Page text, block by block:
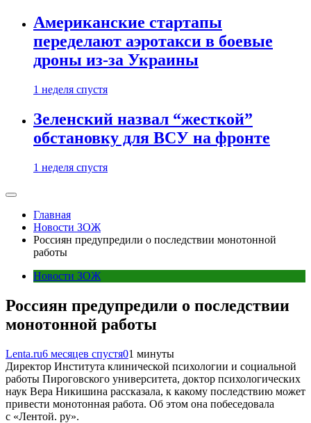
Американские стартапы
переделают аэротакси в боевые
дроны из-за Украины
1 неделя спустя
Зеленский назвал “жесткой”
обстановку для ВСУ на фронте
1 неделя спустя
Главная
Новости ЗОЖ
Россиян предупредили о последствии монотонной
работы
Новости ЗОЖ
Россиян предупредили о последствии
монотонной работы
Lenta.ru6 месяцев спустя01 минуты
Директор Института клинической психологии и социальной
работы Пироговского университета, доктор психологических
наук Вера Никишина рассказала, к какому последствию может
привести монотонная работа. Об этом она побеседовала
с «Лентой. ру».